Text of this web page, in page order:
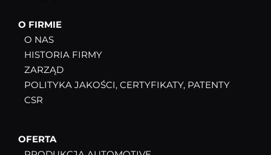
O FIRMIE
O NAS
HISTORIA FIRMY
ZARZĄD
POLITYKA JAKOŚCI, CERTYFIKATY, PATENTY
CSR
OFERTA